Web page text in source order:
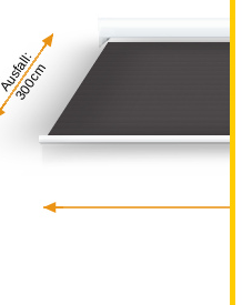
Ausfall:
300cm